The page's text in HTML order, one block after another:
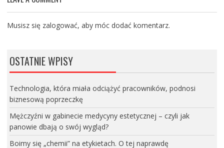
Musisz się zalogować, aby móc dodać komentarz.
OSTATNIE WPISY
Technologia, która miała odciążyć pracowników, podnosi
biznesową poprzeczkę
Mężczyźni w gabinecie medycyny estetycznej – czyli jak
panowie dbają o swój wygląd?
Boimy się „chemii” na etykietach. O tej naprawdę